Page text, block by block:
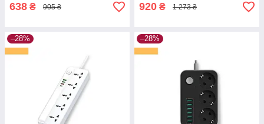
638 ₴ 905 ₴ 920 ₴ 1 273 ₴
–28% –28%